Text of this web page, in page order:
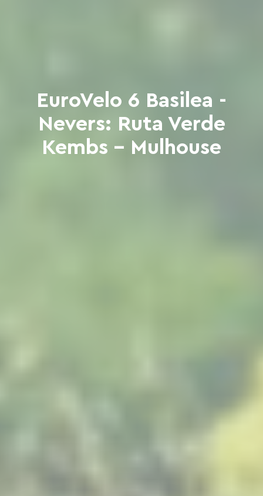
EuroVelo 6 Basilea -
Nevers: Ruta Verde
Kembs - Mulhouse